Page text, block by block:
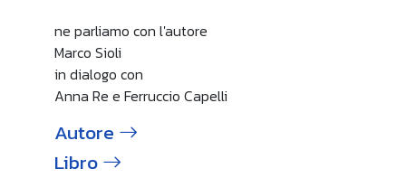
ne parliamo con l'autore
Marco Sioli
in dialogo con
Anna Re e Ferruccio Capelli
Autore
Libro